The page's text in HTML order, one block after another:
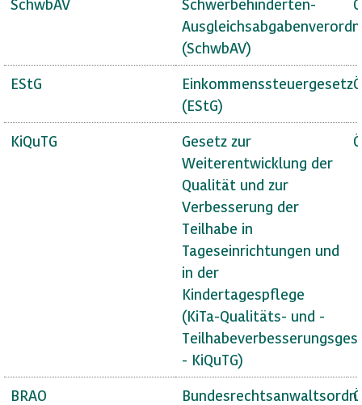
SchwbAV
Schwerbehinderten-
(SchwbAV)
EStG
Einkommenssteuergesetz
(EStG)
KiQuTG
Gesetz zur
Weiterentwicklung der
Qualität und zur
Verbesserung der
Teilhabe in
Tageseinrichtungen und
in der
Kindertagespflege
(KiTa-Qualitäts- und -
- KiQuTG)
BRAO